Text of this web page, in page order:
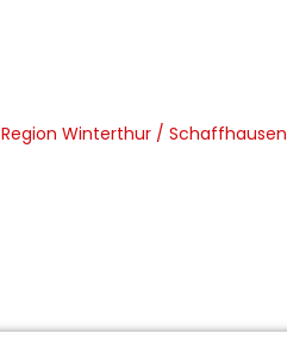
Region Winterthur / Schaffhausen